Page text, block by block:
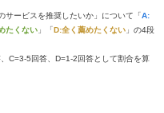
サービスを推奨したいか」について「A:
たくない 」「D:全く薦めたくない 」の4段
C=3-5回答、D=1-2回答として割合を算